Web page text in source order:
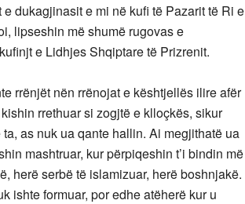
dukagjinasit e mi në kufi të Pazarit të Ri e
lipseshin më shumë rugovas e
e Lidhjes Shqiptare të Prizrenit.
rrënjët nën rrënojat e kështjellës ilire afër
rrethuar si zogjtë e klloçkës, sikur
as nuk ua qante hallin. Ai megjithatë ua
mashtruar, kur përpiqeshin t’i bindin më
herë serbë të islamizuar, herë boshnjakë.
ishte formuar, por edhe atëherë kur u